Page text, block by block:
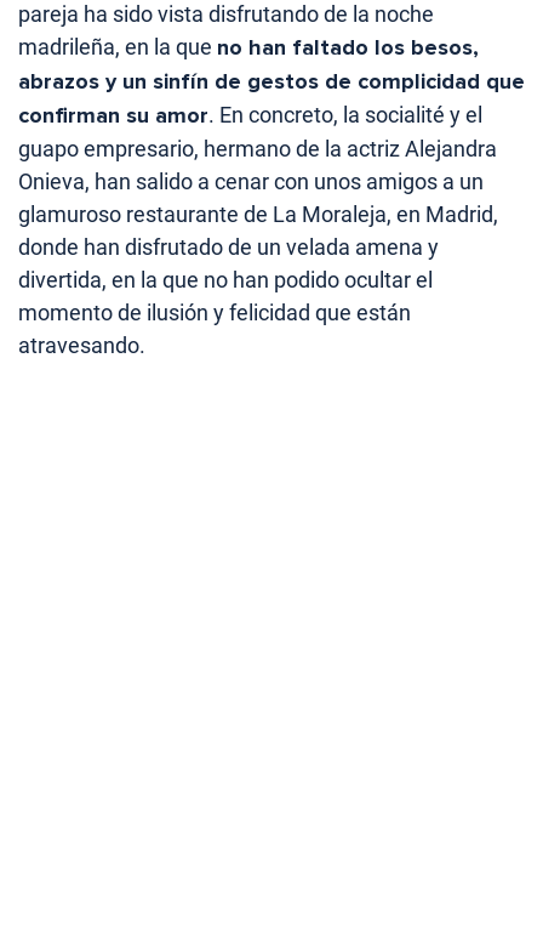
pareja ha sido vista disfrutando de la noche
madrileña, en la que no han faltado los besos,
abrazos y un sinfín de gestos de complicidad que
confirman su amor. En concreto, la socialité y el
guapo empresario, hermano de la actriz Alejandra
Onieva, han salido a cenar con unos amigos a un
glamuroso restaurante de La Moraleja, en Madrid,
donde han disfrutado de un velada amena y
divertida, en la que no han podido ocultar el
momento de ilusión y felicidad que están
atravesando.